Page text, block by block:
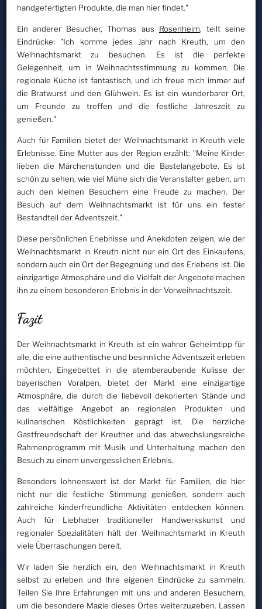
handgefertigten Produkte, die man hier findet."
Ein anderer Besucher, Thomas aus Rosenheim, teilt seine
Eindrücke: "Ich komme jedes Jahr nach Kreuth, um den
Weihnachtsmarkt zu besuchen. Es ist die perfekte
Gelegenheit, um in Weihnachtsstimmung zu kommen. Die
regionale Küche ist fantastisch, und ich freue mich immer auf
die Bratwurst und den Glühwein. Es ist ein wunderbarer Ort,
um Freunde zu treffen und die festliche Jahreszeit zu
genießen."
Auch für Familien bietet der Weihnachtsmarkt in Kreuth viele
Erlebnisse. Eine Mutter aus der Region erzählt: "Meine Kinder
lieben die Märchenstunden und die Bastelangebote. Es ist
schön zu sehen, wie viel Mühe sich die Veranstalter geben, um
auch den kleinen Besuchern eine Freude zu machen. Der
Besuch auf dem Weihnachtsmarkt ist für uns ein fester
Bestandteil der Adventszeit."
Diese persönlichen Erlebnisse und Anekdoten zeigen, wie der
Weihnachtsmarkt in Kreuth nicht nur ein Ort des Einkaufens,
sondern auch ein Ort der Begegnung und des Erlebens ist. Die
einzigartige Atmosphäre und die Vielfalt der Angebote machen
ihn zu einem besonderen Erlebnis in der Vorweihnachtszeit.
Fazit
Der Weihnachtsmarkt in Kreuth ist ein wahrer Geheimtipp für
alle, die eine authentische und besinnliche Adventszeit erleben
möchten. Eingebettet in die atemberaubende Kulisse der
bayerischen Voralpen, bietet der Markt eine einzigartige
Atmosphäre, die durch die liebevoll dekorierten Stände und
das vielfältige Angebot an regionalen Produkten und
kulinarischen Köstlichkeiten geprägt ist. Die herzliche
Gastfreundschaft der Kreuther und das abwechslungsreiche
Rahmenprogramm mit Musik und Unterhaltung machen den
Besuch zu einem unvergesslichen Erlebnis.
Besonders lohnenswert ist der Markt für Familien, die hier
nicht nur die festliche Stimmung genießen, sondern auch
zahlreiche kinderfreundliche Aktivitäten entdecken können.
Auch für Liebhaber traditioneller Handwerkskunst und
regionaler Spezialitäten hält der Weihnachtsmarkt in Kreuth
viele Überraschungen bereit.
Wir laden Sie herzlich ein, den Weihnachtsmarkt in Kreuth
selbst zu erleben und Ihre eigenen Eindrücke zu sammeln.
Teilen Sie Ihre Erfahrungen mit uns und anderen Besuchern,
um die besondere Magie dieses Ortes weiterzugeben. Lassen